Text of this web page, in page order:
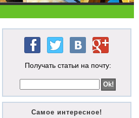
Получать статьи на почту:
Самое интересное!